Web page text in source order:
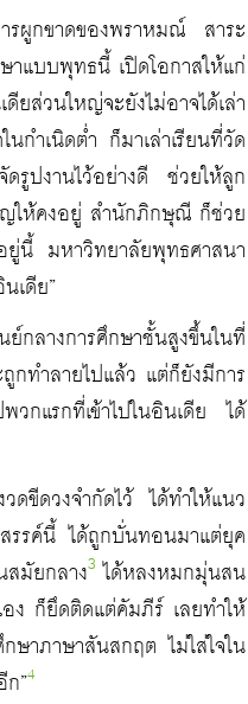
รผูกขาดของพราหมณ์ สาระ
แบบพุทธนี้ เปิดโอกาสให้แก่
ส่วนใหญ่จะยังไม่อาจได้เล่า
กำเนิดต่ำ ก็มาเล่าเรียนที่วัด
รูปงานไว้อย่างดี ช่วยให้ลูก
ให้คงอยู่ สำนักภิกษุณี ก็ช่วย
อยู่นี้ มหาวิทยาลัยพุทธศาสนา
เดีย”
กลางการศึกษาชั้นสูงขึ้นในที่
ทำลายไปแล้ว แต่ก็ยังมีการ
กแรกที่เข้าไปในอินเดีย ได้
ดขีดวงจำกัดไว้ ได้ทำให้แนว
รรค์นี้ ได้ถูกบั่นทอนมาแต่ยุค
มัยกลาง3 ได้หลงหมกมุ่นสน
ง ก็ยึดติดแต่คัมภีร์ เลยทำให้
ษาภาษาสันสกฤต ไม่ใส่ใจใน
”4